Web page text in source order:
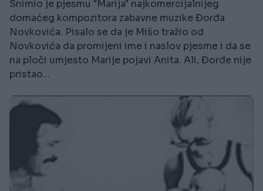
Snimio je pjesmu "Marija" najkomercijalnijeg
domaćeg kompozitora zabavne muzike Đorđa
Novkovića. Pisalo se da je Mišo tražio od
Novkovića da promijeni ime i naslov pjesme i da se
na ploči umjesto Marije pojavi Anita. Ali, Đorđe nije
pristao...